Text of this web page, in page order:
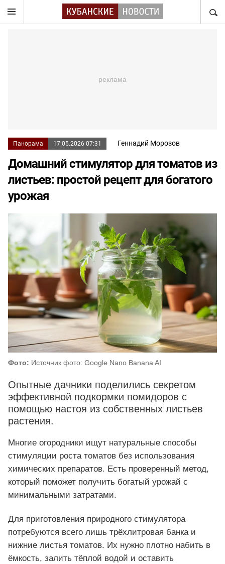
Панорама 17.05.2026 07:31 Геннадий Морозов
Домашний стимулятор для томатов из
листьев: простой рецепт для богатого
урожая
Фото: Источник фото: Google Nano Banana AI
Опытные дачники поделились секретом
эффективной подкормки помидоров с
помощью настоя из собственных листьев
растения.
Многие огородники ищут натуральные способы
стимуляции роста томатов без использования
химических препаратов. Есть проверенный метод,
который поможет получить богатый урожай с
минимальными затратами.
Для приготовления природного стимулятора
потребуются всего лишь трёхлитровая банка и
нижние листья томатов. Их нужно плотно набить в
ёмкость, залить тёплой водой и оставить